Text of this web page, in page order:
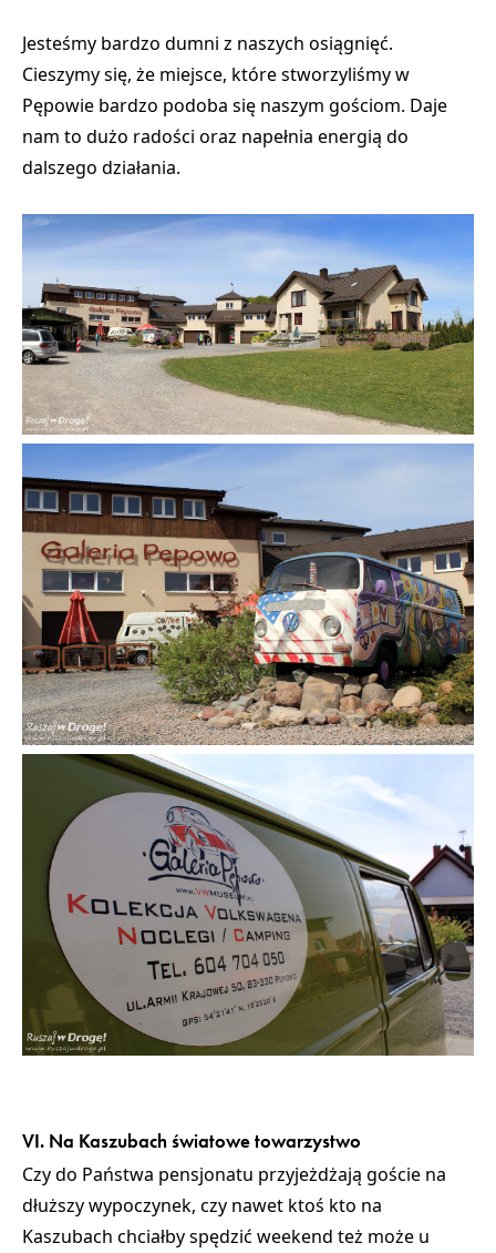
Jesteśmy bardzo dumni z naszych osiągnięć.
Cieszymy się, że miejsce, które stworzyliśmy w
Pępowie bardzo podoba się naszym gościom. Daje
nam to dużo radości oraz napełnia energią do
dalszego działania.
VI. Na Kaszubach światowe towarzystwo
Czy do Państwa pensjonatu przyjeżdżają goście na
dłuższy wypoczynek, czy nawet ktoś kto na
Kaszubach chciałby spędzić weekend też może u